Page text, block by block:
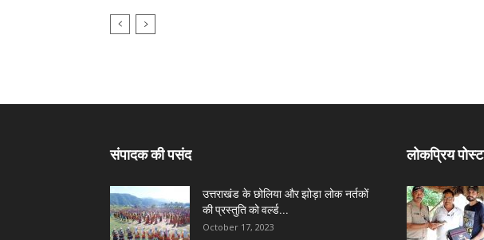
संपादक की पसंद
उत्तराखंड के छोलिया और झोड़ा लोक नर्तकों
की प्रस्तुति को वर्ल्ड...
October 17, 2023
लोकप्रिय पोस्ट